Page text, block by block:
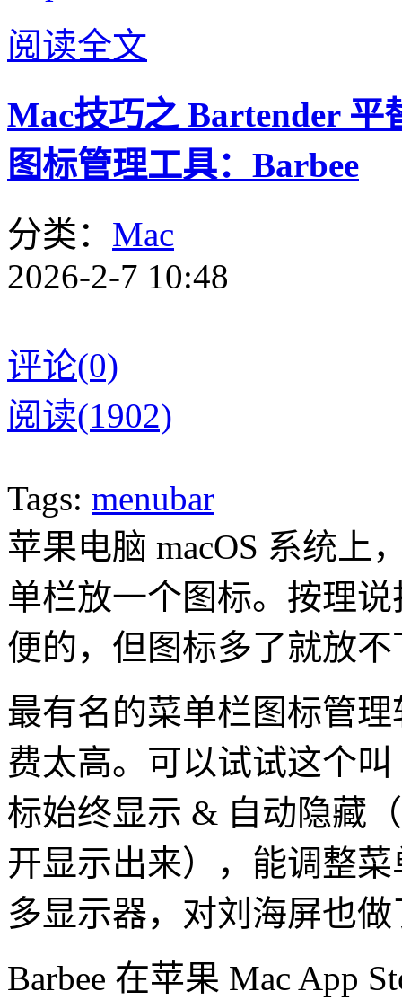
阅读全文
Mac技巧之 Bartender 平
图标管理工具：Barbee
分类： Mac
2026-2-7 10:48
评论(0)
阅读(1902)
Tags: menubar
苹果电脑 macOS 系统上
单栏放一个图标。按理
便的，但图标多了就放不
最有名的菜单栏图标管理
费太高。可以试试这个
标始终显示 & 自动隐藏
开显示出来），能调整
多显示器，对刘海屏也
Barbee 在苹果 Mac App